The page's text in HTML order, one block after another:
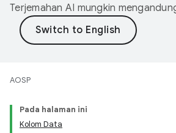
Terjemahan AI mungkin
AOSP
Pada halaman ini
Kolom Data